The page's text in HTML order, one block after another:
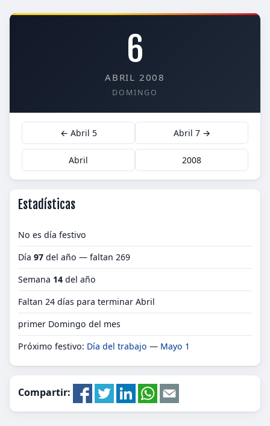
6
ABRIL 2008
DOMINGO
← Abril 5 Abril 7 →
Abril 2008
Estadísticas
No es día festivo
Día 97 del año — faltan 269
Semana 14 del año
Faltan 24 días para terminar Abril
primer Domingo del mes
Próximo festivo: Día del trabajo — Mayo 1
Compartir: